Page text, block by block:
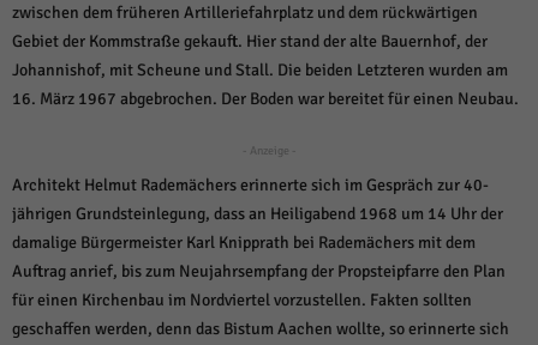
zwischen dem früheren Artilleriefahrplatz und dem rückwärtigen
Gebiet der Kommstraße gekauft. Hier stand der alte Bauernhof, der
Johannishof, mit Scheune und Stall. Die beiden Letzteren wurden am
16. März 1967 abgebrochen. Der Boden war bereitet für einen Neubau.
- Anzeige -
Architekt Helmut Rademächers erinnerte sich im Gespräch zur 40-
jährigen Grundsteinlegung, dass an Heiligabend 1968 um 14 Uhr der
damalige Bürgermeister Karl Knipprath bei Rademächers mit dem
Auftrag anrief, bis zum Neujahrsempfang der Propsteipfarre den Plan
für einen Kirchenbau im Nordviertel vorzustellen. Fakten sollten
geschaffen werden, denn das Bistum Aachen wollte, so erinnerte sich
Marketing-Cookies werden von Drittanbietern oder Publishern verwendet,
um personalisierte Werbung anzuzeigen. Sie tun dies, indem sie Besucher
über Websites hinweg verfolgen.
Cookie-Informationen anzeigen
Inhalte von Videoplattformen und Social-Media-Plattformen werden
standardmäßig blockiert. Wenn Cookies von externen Medien akzeptiert
werden, bedarf der Zugriff auf diese Inhalte keiner manuellen Einwilligung
mehr.
Cookie-Informationen anzeigen
powered by Borlabs Cookie Datenschutzerklärung Impressum